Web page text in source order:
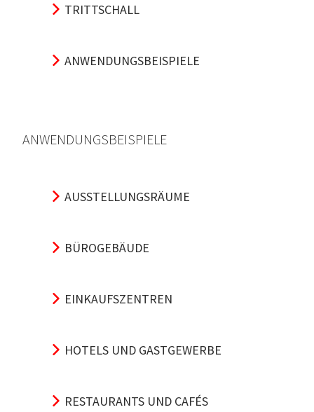
TRITTSCHALL
ANWENDUNGSBEISPIELE
ANWENDUNGSBEISPIELE
AUSSTELLUNGSRÄUME
BÜROGEBÄUDE
EINKAUFSZENTREN
HOTELS UND GASTGEWERBE
RESTAURANTS UND CAFÉS